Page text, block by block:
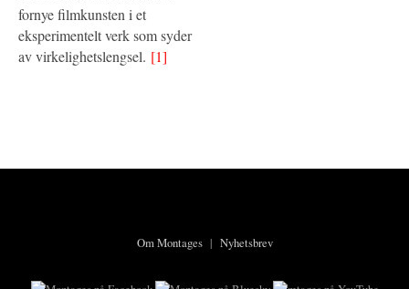
fornye filmkunsten i et
eksperimentelt verk som syder
av virkelighetslengsel. [1]
Om Montages| Nyhetsbrev